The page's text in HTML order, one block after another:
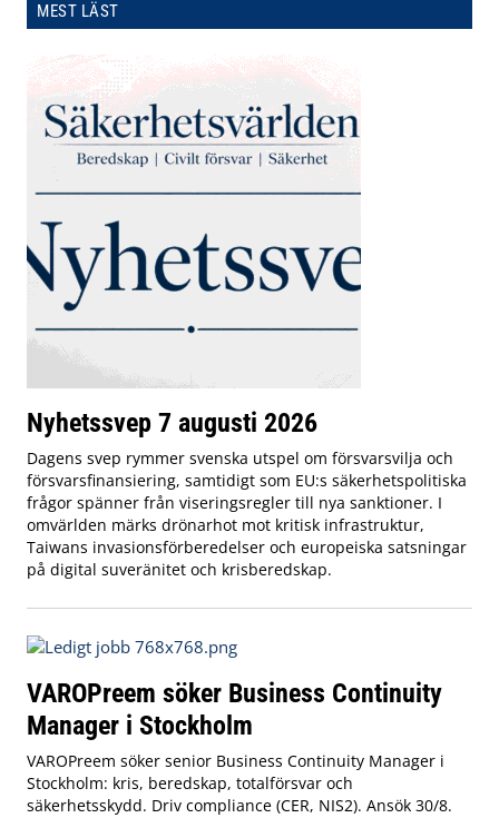
MEST LÄST
Nyhetssvep 7 augusti 2026
Dagens svep rymmer svenska utspel om försvarsvilja och
försvarsfinansiering, samtidigt som EU:s säkerhetspolitiska
frågor spänner från viseringsregler till nya sanktioner. I
omvärlden märks drönarhot mot kritisk infrastruktur,
Taiwans invasionsförberedelser och europeiska satsningar
på digital suveränitet och krisberedskap.
VAROPreem söker Business Continuity
Manager i Stockholm
VAROPreem söker senior Business Continuity Manager i
Stockholm: kris, beredskap, totalförsvar och
säkerhetsskydd. Driv compliance (CER, NIS2). Ansök 30/8.